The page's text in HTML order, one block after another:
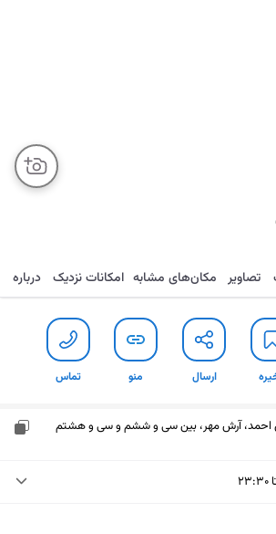
ذخیره ارسال منو تماس تصاویر مکان‌های مشابه امکانات نزدیک درباره
ارسال منو تماس
آل احمد، آرش مهر، بین سی و ششم و سی و هشتم